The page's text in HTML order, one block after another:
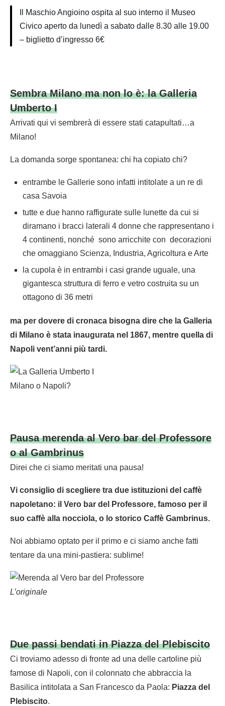
Il Maschio Angioino ospita al suo interno il Museo
Civico aperto da lunedì a sabato dalle 8.30 alle 19.00
– biglietto d’ingresso 6€
Sembra Milano ma non lo è: la Galleria
Umberto I
Arrivati qui vi sembrerà di essere stati catapultati…a
Milano!
La domanda sorge spontanea: chi ha copiato chi?
entrambe le Gallerie sono infatti intitolate a un re di
casa Savoia
tutte e due hanno raffigurate sulle lunette da cui si
diramano i bracci laterali 4 donne che rappresentano i
4 continenti, nonché sono arricchite con decorazioni
che omaggiano Scienza, Industria, Agricoltura e Arte
la cupola è in entrambi i casi grande uguale, una
gigantesca struttura di ferro e vetro costruita su un
ottagono di 36 metri
ma per dovere di cronaca bisogna dire che la Galleria
di Milano è stata inaugurata nel 1867, mentre quella di
Napoli vent’anni più tardi.
Milano o Napoli?
Pausa merenda al Vero bar del Professore
o al Gambrinus
Direi che ci siamo meritati una pausa!
Vi consiglio di scegliere tra due istituzioni del caffè
napoletano: il Vero bar del Professore, famoso per il
suo caffè alla nocciola, o lo storico Caffè Gambrinus.
Noi abbiamo optato per il primo e ci siamo anche fatti
tentare da una mini-pastiera: sublime!
L’originale
Due passi bendati in Piazza del Plebiscito
Ci troviamo adesso di fronte ad una delle cartoline più
famose di Napoli, con il colonnato che abbraccia la
Basilica intitolata a San Francesco da Paola: Piazza del
Plebiscito.